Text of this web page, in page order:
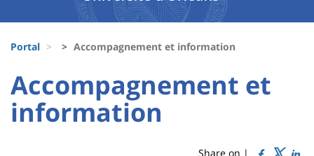
Recherche
Block
liste
des
composantes
d'Ariane
Portal Accompagnement et information
University
:
Sidebar
University
:
Main
Titre
Accompagnement et
information
Share on |